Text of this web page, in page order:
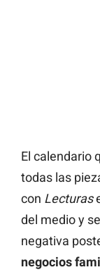
El calendario
todas las
con Lecturas
del medio y
negativa
negocios